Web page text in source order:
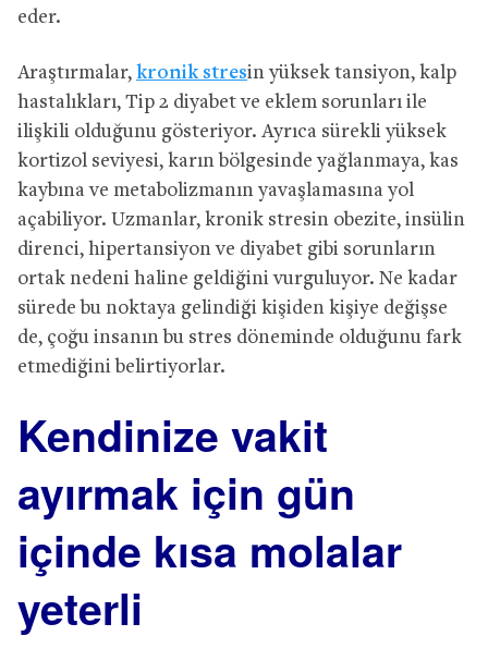
eder.
Araştırmalar, kronik stresin yüksek tansiyon, kalp
hastalıkları, Tip 2 diyabet ve eklem sorunları ile
ilişkili olduğunu gösteriyor. Ayrıca sürekli yüksek
kortizol seviyesi, karın bölgesinde yağlanmaya, kas
kaybına ve metabolizmanın yavaşlamasına yol
açabiliyor. Uzmanlar, kronik stresin obezite, insülin
direnci, hipertansiyon ve diyabet gibi sorunların
ortak nedeni haline geldiğini vurguluyor. Ne kadar
sürede bu noktaya gelindiği kişiden kişiye değişse
de, çoğu insanın bu stres döneminde olduğunu fark
etmediğini belirtiyorlar.
Kendinize vakit
ayırmak için gün
içinde kısa molalar
yeterli